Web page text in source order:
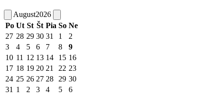
August2026
Po Ut St Št Pia So Ne
27 28 29 30 31 1
2
3
4 5 6 7 8
9
10 11 12 13 14 15 16
17 18 19 20 21 22 23
24 25 26 27 28 29 30
31 1 2 3 4 5 6